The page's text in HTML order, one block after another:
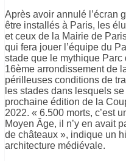
Après avoir annulé l’écran
être installés à Paris, les
et ceux de la Mairie de
qui fera jouer l’équipe du
stade que le mythique Parc
16ème arrondissement de
périlleuses conditions de
les stades dans lesquels
prochaine édition de la
2022. « 6.500 morts, c’est
Moyen Âge, il n’y en avait
de châteaux », indique un
architecture médiévale.